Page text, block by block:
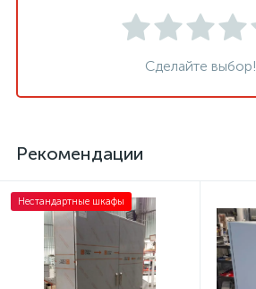
Сделайте выбор!
Рекомендации
Нестандартные шкафы